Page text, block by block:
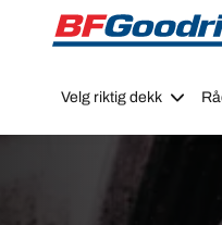
Go to page content Go to
Velg riktig dekk